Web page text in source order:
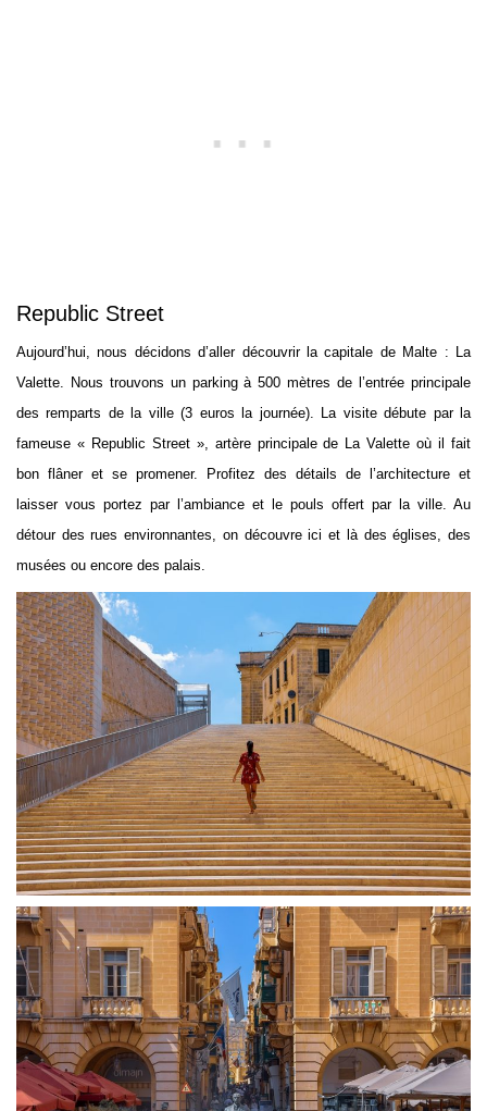
Republic Street
Aujourd’hui, nous décidons d’aller découvrir la capitale de Malte : La
Valette. Nous trouvons un parking à 500 mètres de l’entrée principale
des remparts de la ville (3 euros la journée). La visite débute par la
fameuse « Republic Street », artère principale de La Valette où il fait
bon flâner et se promener. Profitez des détails de l’architecture et
laisser vous portez par l’ambiance et le pouls offert par la ville. Au
détour des rues environnantes, on découvre ici et là des églises, des
musées ou encore des palais.